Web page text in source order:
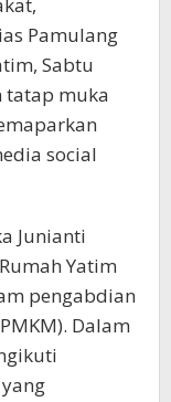
Pamulang
Sabtu
tatap muka
social
Junianti
Yatim
pengabdian
Dalam